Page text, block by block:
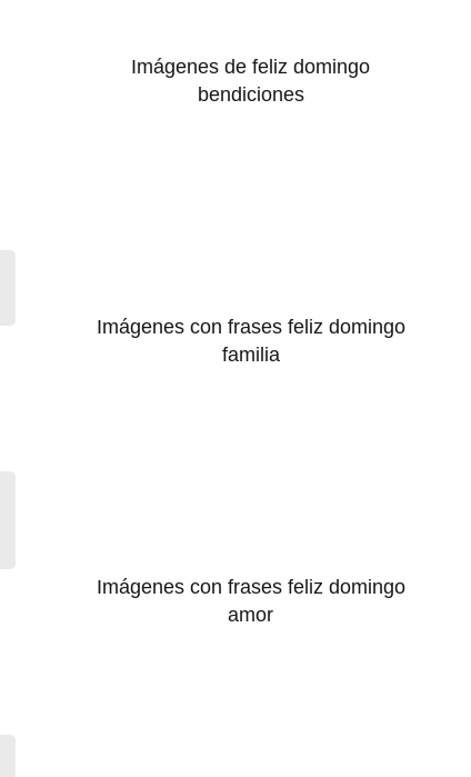
Imágenes de feliz domingo
bendiciones
Imágenes con frases feliz domingo
familia
Imágenes con frases feliz domingo
amor